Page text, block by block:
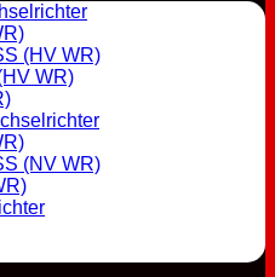
(HV WR)
WR)
(NV WR)